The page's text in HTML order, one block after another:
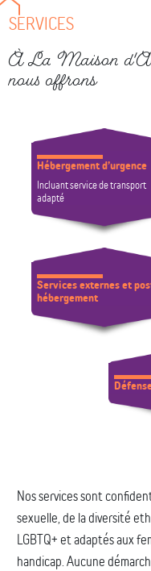
SERVICES
À La Maison
nous offrons
Hébergement d’urgence
Incluant service de transport
adapté
Services externes et
hébergement
Nos services sont
sexuelle, de la diversité
LGBTQ+ et adaptés aux
handicap. Aucune